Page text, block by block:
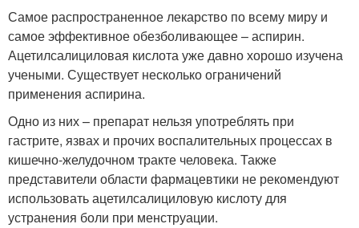
Самое распространенное лекарство по всему миру и
самое эффективное обезболивающее – аспирин.
Ацетилсалициловая кислота уже давно хорошо изучена
учеными. Существует несколько ограничений
применения аспирина.
Одно из них – препарат нельзя употреблять при
гастрите, язвах и прочих воспалительных процессах в
кишечно-желудочном тракте человека. Также
представители области фармацевтики не рекомендуют
использовать ацетилсалициловую кислоту для
устранения боли при менструации.